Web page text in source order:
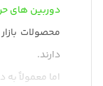
دوربین های
محصولات
دارند.
اما معمولاً